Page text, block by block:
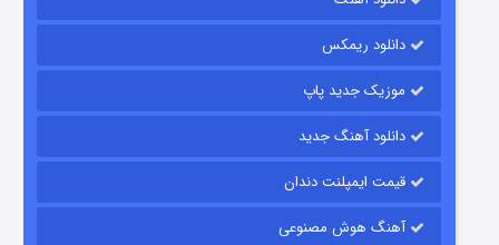
شکست استوارت در نجات جهان
قسمتدانلود ریمکس
موزیک جدید پاپ
دانلود آهنگ جدید
قیمت ایمپلنت دندان
آهنگ هوش مصنوعی